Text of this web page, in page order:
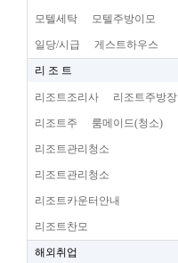
모텔세탁 모텔주방이모
일당/시급 게스트하우스
리 조 트
리조트조리사 리조트주방장
리조트주 룸메이드(청소)
리조트관리청소
리조트관리청소
리조트카운터안내
리조트찬모
해외취업